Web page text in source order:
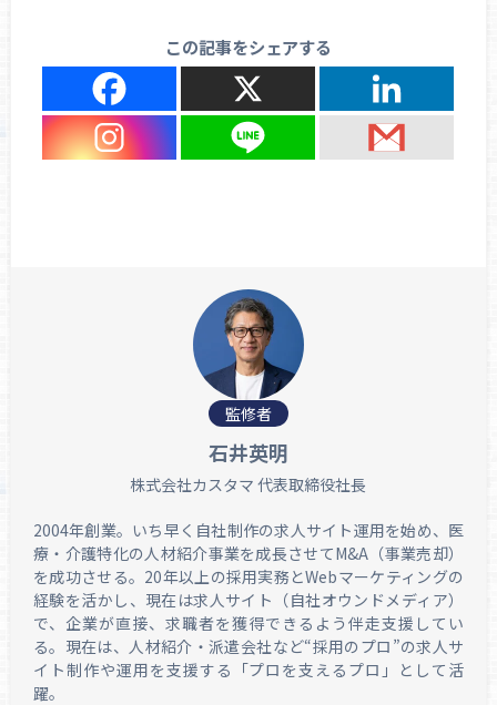
この記事をシェアする
監修者
石井英明
株式会社カスタマ 代表取締役社長
2004年創業。いち早く自社制作の求人サイト運用を始め、医
療・介護特化の人材紹介事業を成長させてM&A（事業売却）
を成功させる。20年以上の採用実務とWebマーケティングの
経験を活かし、現在は求人サイト（自社オウンドメディア）
で、企業が直接、求職者を獲得できるよう伴走支援してい
る。現在は、人材紹介・派遣会社など“採用のプロ”の求人サ
イト制作や運用を支援する「プロを支えるプロ」として活
躍。